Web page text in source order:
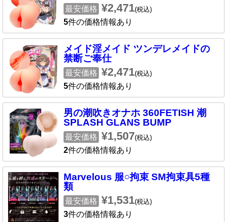
最安価格 ¥2,471(税込)
5件の価格情報あり
メイド淫メイド ツンデレメイドの
禁断ご奉仕
最安価格 ¥2,471(税込)
5件の価格情報あり
男の潮吹きオナホ 360FETISH 潮
SPLASH GLANS BUMP
最安価格 ¥1,507(税込)
2件の価格情報あり
Marvelous 服○拘束 SM拘束具5種
類
最安価格 ¥1,531(税込)
3件の価格情報あり